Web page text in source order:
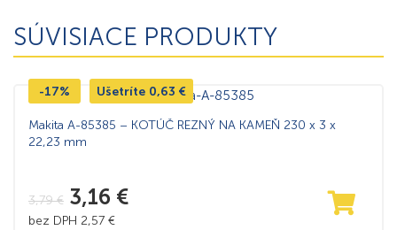
SÚVISIACE PRODUKTY
-17% Ušetríte 0,63 €
Makita A-85385 – KOTÚČ REZNÝ NA KAMEŇ 230 x 3 x
22,23 mm
3,79€ 3,16 €
bez DPH 2,57 €